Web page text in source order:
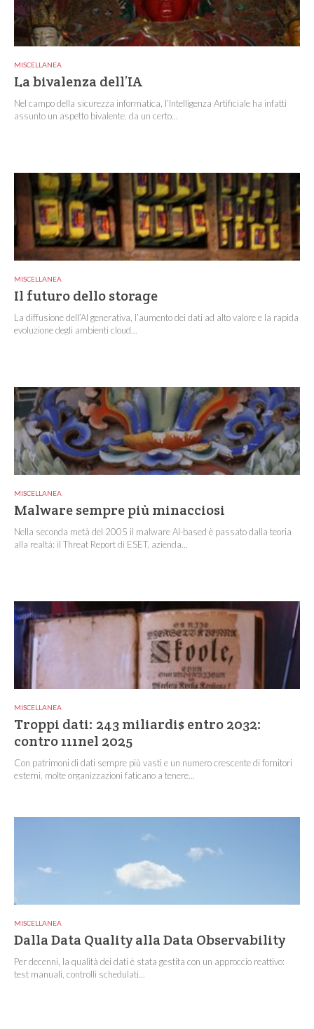
MISCELLANEA
La bivalenza dell’IA
Nel campo della sicurezza informatica, l’Intelligenza Artificiale ha infatti
assunto un aspetto bivalente, da un certo...
MISCELLANEA
Il futuro dello storage
La diffusione dell’AI generativa, l’aumento dei dati ad alto valore e la rapida
evoluzione degli ambienti cloud...
MISCELLANEA
Malware sempre più minacciosi
Nella seconda metà del 2005 il malware AI-based è passato dalla teoria
alla realtà: il Threat Report di ESET, azienda...
MISCELLANEA
Troppi dati: 243 miliardi$ entro 2032:
contro 111nel 2025
Con patrimoni di dati sempre più vasti e un numero crescente di fornitori
esterni, molte organizzazioni faticano a tenere...
MISCELLANEA
Dalla Data Quality alla Data Observability
Per decenni, la qualità dei dati è stata gestita con un approccio reattivo:
test manuali, controlli schedulati...